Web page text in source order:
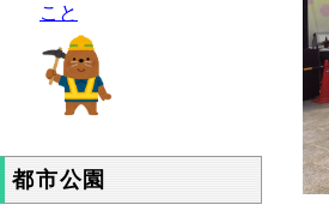
こと
都市公園